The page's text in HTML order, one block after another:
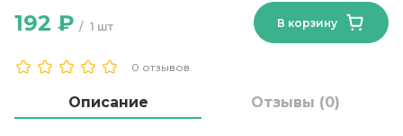
0 отзывов
1 шт
192 ₽ В корзину
Описание Отзывы (0)